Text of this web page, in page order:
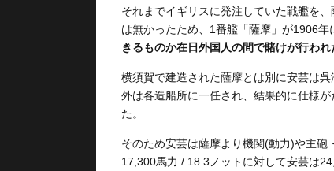
それまでイギリスに発注していた戦艦を
は無かったため、1番艦「薩摩」が1906年
きるものか在日外国人の間で賭けが行わ
横須賀で建造された薩摩とは別に安芸は
外は各造船所に一任され、結果的に仕様
た。
そのため安芸は薩摩より機関(動力)や主
17,300馬力 / 18.3ノットに対して安芸は